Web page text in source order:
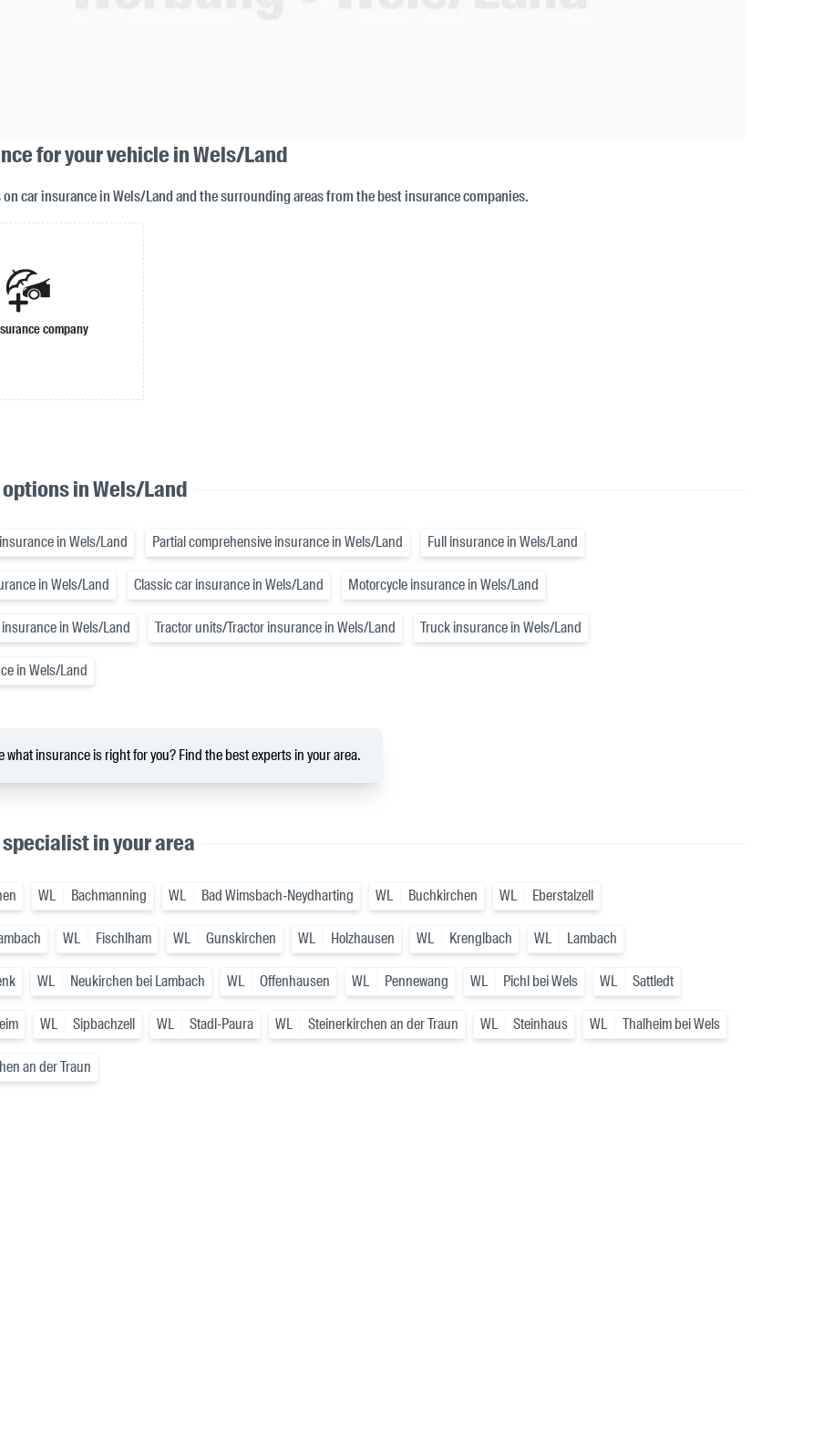
for your vehicle in Wels/Land
on car insurance in Wels/Land and the surrounding areas from the best insurance companies.
company
in Wels/Land
in Wels/Land Partial comprehensive insurance in Wels/Land Full insurance in Wels/Land
in Wels/Land Classic car insurance in Wels/Land Motorcycle insurance in Wels/Land
in Wels/Land Tractor units/Tractor insurance in Wels/Land Truck insurance in Wels/Land
in Wels/Land
what insurance is right for you? Find the best experts in your area.
in your area
WL Bachmanning WL Bad Wimsbach-Neydharting WL Buchkirchen WL Eberstalzell
WL Fischlham WL Gunskirchen WL Holzhausen WL Krenglbach WL Lambach
WL Neukirchen bei Lambach WL Offenhausen WL Pennewang WL Pichl bei Wels WL Sattledt
WL Sipbachzell WL Stadl-Paura WL Steinerkirchen an der Traun WL Steinhaus WL Thalheim bei Wels
an der Traun